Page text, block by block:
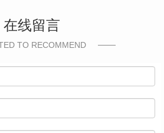
在线留言
TO RECOMMEND